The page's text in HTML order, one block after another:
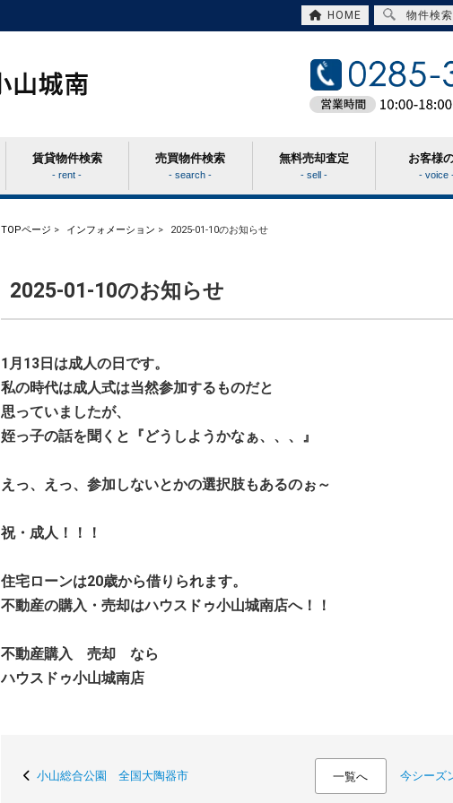
HOME 物件検索
賃貸物件検索
- rent -
売買物件検索
- search -
無料売却査定
- sell -
お客様
- voice
TOPページ > インフォメーション > 2025-01-10のお知らせ
2025-01-10のお知らせ
1月13日は成人の日です。
私の時代は成人式は当然参加するものだと
思っていましたが、
姪っ子の話を聞くと『どうしようかなぁ、、、』
えっ、えっ、参加しないとかの選択肢もあるのぉ～
祝・成人！！！
住宅ローンは20歳から借りられます。
不動産の購入・売却はハウスドゥ小山城南店へ！！
不動産購入 売却 なら
ハウスドゥ小山城南店
小山総合公園 全国大陶器市 一覧へ 今シーズ